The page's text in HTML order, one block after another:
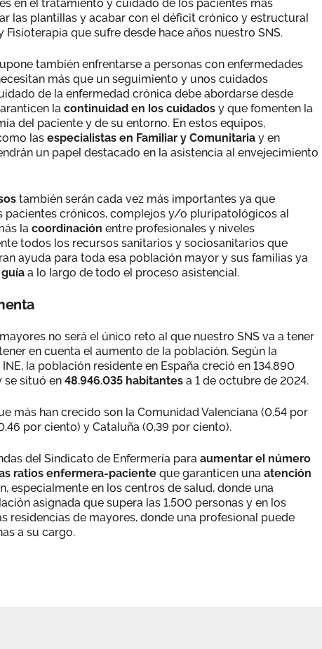
en el tratamiento y cuidado de los pacientes más
las plantillas y acabar con el déficit crónico y estructural
que sufre desde hace años nuestro SNS.
también enfrentarse a personas con enfermedades
más que un seguimiento y unos cuidados
de la enfermedad crónica debe abordarse desde
la continuidad en los cuidados y que fomenten la
del paciente y de su entorno. En estos equipos,
las especialistas en Familiar y Comunitaria y en
un papel destacado en la asistencia al envejecimiento
también serán cada vez más importantes ya que
pacientes crónicos, complejos y/o pluripatológicos al
la coordinación entre profesionales y niveles
todos los recursos sanitarios y sociosanitarios que
ayuda para toda esa población mayor y sus familias ya
a lo largo de todo el proceso asistencial.
no será el único reto al que nuestro SNS va a tener
en cuenta el aumento de la población. Según la
la población residente en España creció en 134.890
se situó en 48.946.035 habitantes a 1 de octubre de 2024.
más han crecido son la Comunidad Valenciana (0,54 por
por ciento) y Cataluña (0,39 por ciento).
del Sindicato de Enfermería para aumentar el número
ratios enfermera-paciente que garanticen una atención
especialmente en los centros de salud, donde una
asignada que supera las 1.500 personas y en los
residencias de mayores, donde una profesional puede
a su cargo.